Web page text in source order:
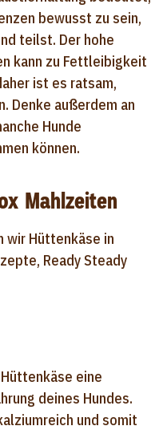
bewusst zu sein,
teilst. Der hohe
kann zu Fettleibigkeit
ist es ratsam,
Denke außerdem an
Hunde
können.
Mahlzeiten
wir Hüttenkäse in
Ready Steady
eine
deines Hundes.
und somit